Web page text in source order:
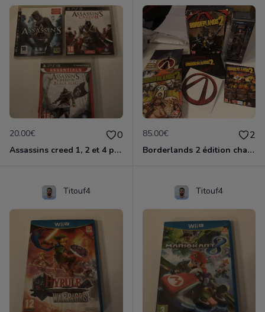
20.00€ 0
Assassins creed 1, 2 et 4 ps3
85.00€ 2
Borderlands 2 édition chasseur de l'arche ps3
Titouf4 Titouf4